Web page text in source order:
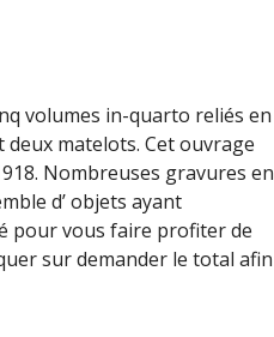
volumes in-quarto reliés en
deux matelots. Cet ouvrage
Nombreuses gravures en
d’ objets ayant
pour vous faire profiter de
sur demander le total afin